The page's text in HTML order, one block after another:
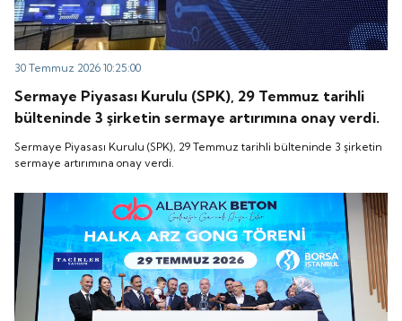
30 Temmuz 2026 10:25:00
Sermaye Piyasası Kurulu (SPK), 29 Temmuz tarihli
bülteninde 3 şirketin sermaye artırımına onay verdi.
Sermaye Piyasası Kurulu (SPK), 29 Temmuz tarihli bülteninde 3 şirketin
sermaye artırımına onay verdi.